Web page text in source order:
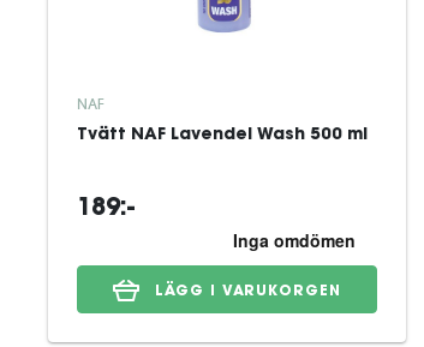
NAF
Tvätt NAF Lavendel Wash 500 ml
189:-
LÄGG I VARUKORGEN